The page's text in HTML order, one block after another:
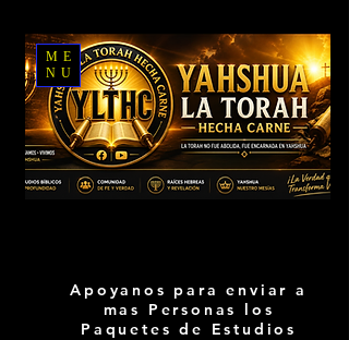
Apoyanos para enviar a
mas Personas los
Paquetes de Estudios
ME
NU